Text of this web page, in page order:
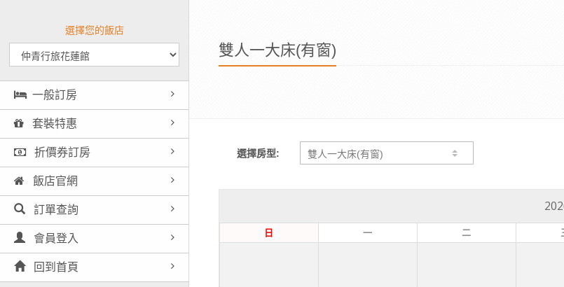
選擇您的飯店
一般訂房
套裝特惠
折價券訂房
飯店官網
訂單查詢
會員登入
回到首頁
雙人一大床(有窗)
選擇房型:
日 一 二